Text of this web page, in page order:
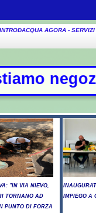
INTRODACQUA AGORA -
"IN VIA NIEVO,
TORNANO AD
PUNTO DI FORZA
IMPIEGO A